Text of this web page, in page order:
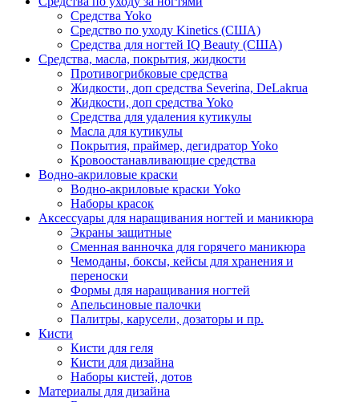
Средства Yoko
Средство по уходу Kinetics (США)
Средства для ногтей IQ Beauty (США)
Средства, масла, покрытия, жидкости
Противогрибковые средства
Жидкости, доп средства Severina, DeLakrua
Жидкости, доп средства Yoko
Средства для удаления кутикулы
Масла для кутикулы
Покрытия, праймер, дегидратор Yoko
Кровоостанавливающие средства
Водно-акриловые краски
Водно-акриловые краски Yoko
Наборы красок
Аксессуары для наращивания ногтей и маникюра
Экраны защитные
Сменная ванночка для горячего маникюра
Чемоданы, боксы, кейсы для хранения и
переноски
Формы для наращивания ногтей
Апельсиновые палочки
Палитры, карусели, дозаторы и пр.
Кисти
Кисти для геля
Кисти для дизайна
Наборы кистей, дотов
Материалы для дизайна